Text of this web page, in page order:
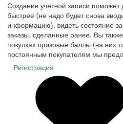
Создание учетной записи
быстрее (не надо будет снова
информацию), видеть состояние
заказы, сделанные ранее. Вы
покупках призовые баллы (на них
постоянным покупателям мы
Регистрация